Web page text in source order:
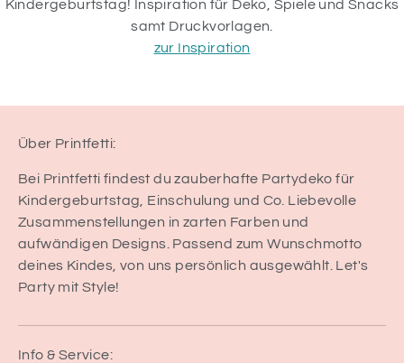
Kindergeburtstag! Inspiration für Deko, Spiele und Snacks
samt Druckvorlagen.
zur Inspiration
Über Printfetti:
Bei Printfetti findest du zauberhafte Partydeko für
Kindergeburtstag, Einschulung und Co. Liebevolle
Zusammenstellungen in zarten Farben und
aufwändigen Designs. Passend zum Wunschmotto
deines Kindes, von uns persönlich ausgewählt. Let's
Party mit Style!
Info & Service: